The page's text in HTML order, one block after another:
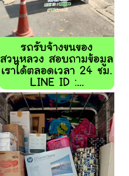
รถรับจ้างขนของ
สวนหลวง สอบถามข้อมูล
เราได้ตลอดเวลา 24 ชม.
LINE ID :...